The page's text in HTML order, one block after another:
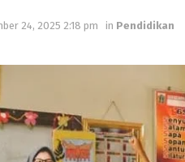
24, 2025 2:18 pm in Pendidikan